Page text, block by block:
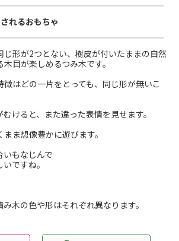
れるおもちゃ
じ形が2つとない、樹皮が付いたままの自然
目が楽しめるつみ木です。
徴はどの一片をとっても、同じ形が無いこ
けると、また違った表情を見せます。
ま想像豊かに遊びます。
いもなじんで
ですね。
木の色や形はそれぞれ異なります。